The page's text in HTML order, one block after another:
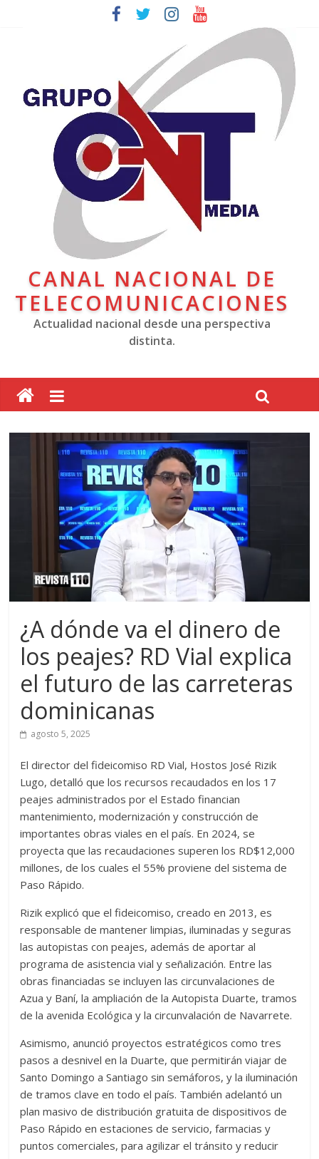
CANAL NACIONAL DE
TELECOMUNICACIONES
Actualidad nacional desde una perspectiva
distinta.
¿A dónde va el dinero de
los peajes? RD Vial explica
el futuro de las carreteras
dominicanas
agosto 5, 2025
El director del fideicomiso RD Vial, Hostos José Rizik
Lugo, detalló que los recursos recaudados en los 17
peajes administrados por el Estado financian
mantenimiento, modernización y construcción de
importantes obras viales en el país. En 2024, se
proyecta que las recaudaciones superen los RD$12,000
millones, de los cuales el 55% proviene del sistema de
Paso Rápido.
Rizik explicó que el fideicomiso, creado en 2013, es
responsable de mantener limpias, iluminadas y seguras
las autopistas con peajes, además de aportar al
programa de asistencia vial y señalización. Entre las
obras financiadas se incluyen las circunvalaciones de
Azua y Baní, la ampliación de la Autopista Duarte, tramos
de la avenida Ecológica y la circunvalación de Navarrete.
Asimismo, anunció proyectos estratégicos como tres
pasos a desnivel en la Duarte, que permitirán viajar de
Santo Domingo a Santiago sin semáforos, y la iluminación
de tramos clave en todo el país. También adelantó un
plan masivo de distribución gratuita de dispositivos de
Paso Rápido en estaciones de servicio, farmacias y
puntos comerciales, para agilizar el tránsito y reducir